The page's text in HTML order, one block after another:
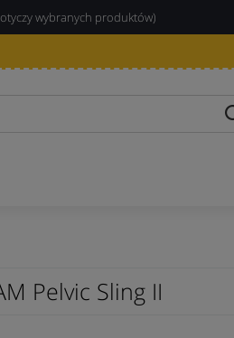
wybranych produktów)
Pelvic Sling II